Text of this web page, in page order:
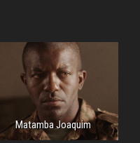
Matamba Joaquim